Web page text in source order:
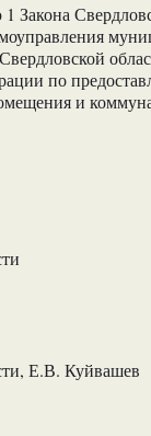
Закона
по
и
Е.В. Куйвашев